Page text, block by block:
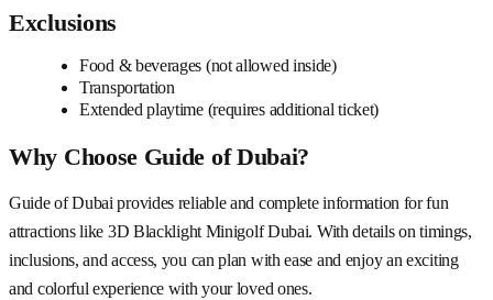
Exclusions
Food & beverages (not allowed inside)
Transportation
Extended playtime (requires additional ticket)
Why Choose Guide of Dubai?
Guide of Dubai provides reliable and complete information for fun
attractions like 3D Blacklight Minigolf Dubai. With details on timings,
inclusions, and access, you can plan with ease and enjoy an exciting
and colorful experience with your loved ones.